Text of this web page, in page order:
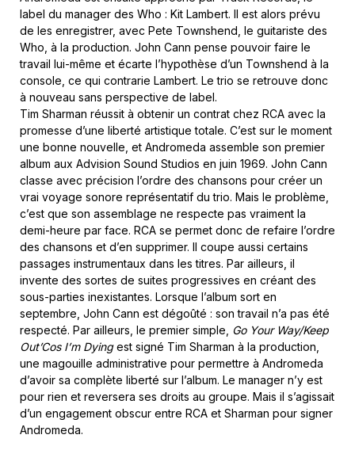
label du manager des Who : Kit Lambert. Il est alors prévu
de les enregistrer, avec Pete Townshend, le guitariste des
Who, à la production. John Cann pense pouvoir faire le
travail lui-même et écarte l’hypothèse d’un Townshend à la
console, ce qui contrarie Lambert. Le trio se retrouve donc
à nouveau sans perspective de label.
Tim Sharman réussit à obtenir un contrat chez RCA avec la
promesse d’une liberté artistique totale. C’est sur le moment
une bonne nouvelle, et Andromeda assemble son premier
album aux Advision Sound Studios en juin 1969. John Cann
classe avec précision l’ordre des chansons pour créer un
vrai voyage sonore représentatif du trio. Mais le problème,
c’est que son assemblage ne respecte pas vraiment la
demi-heure par face. RCA se permet donc de refaire l’ordre
des chansons et d’en supprimer. Il coupe aussi certains
passages instrumentaux dans les titres. Par ailleurs, il
invente des sortes de suites progressives en créant des
sous-parties inexistantes. Lorsque l’album sort en
septembre, John Cann est dégoûté : son travail n’a pas été
respecté. Par ailleurs, le premier simple, Go Your Way/Keep
Out’Cos I’m Dyingest signé Tim Sharman à la production,
une magouille administrative pour permettre à Andromeda
d’avoir sa complète liberté sur l’album. Le manager n’y est
pour rien et reversera ses droits au groupe. Mais il s’agissait
d’un engagement obscur entre RCA et Sharman pour signer
Andromeda.